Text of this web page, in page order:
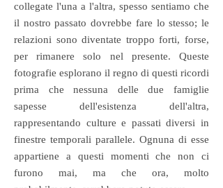
collegate l'una a l'altra, spesso sentiamo che
il nostro passato dovrebbe fare lo stesso; le
relazioni sono diventate troppo forti, forse,
per rimanere solo nel presente. Queste
fotografie esplorano il regno di questi ricordi
prima che nessuna delle due famiglie
sapesse dell'esistenza dell'altra,
rappresentando culture e passati diversi in
finestre temporali parallele. Ognuna di esse
appartiene a questi momenti che non ci
furono mai, ma che ora, molto